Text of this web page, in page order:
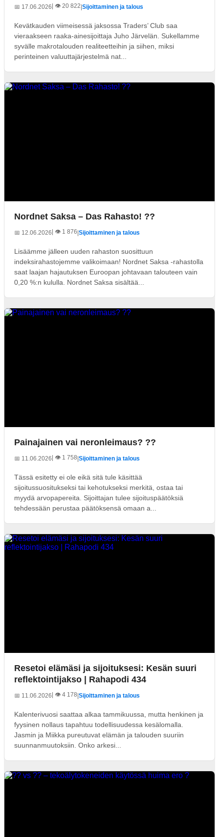
📅 17.06.2026 | 👁️ 20 822|Sijoittaminen ja talous
Kevätkauden viimeisessä jaksossa Traders’ Club saa
vieraakseen raaka-ainesijoittaja Juho Järvelän. Sukellamme
syvälle makrotalouden realiteetteihin ja siihen, miksi
perinteinen valuuttajärjestelmä nat...
Nordnet Saksa – Das Rahasto! ??
📅 12.06.2026 | 👁️ 1 876|Sijoittaminen ja talous
Lisäämme jälleen uuden rahaston suosittuun
indeksirahastojemme valikoimaan! Nordnet Saksa -rahastolla
saat laajan hajautuksen Euroopan johtavaan talouteen vain
0,20 %:n kululla. Nordnet Saksa sisältää...
Painajainen vai neronleimaus? ??
📅 11.06.2026 | 👁️ 1 758|Sijoittaminen ja talous
Tässä esitetty ei ole eikä sitä tule käsittää
sijoitussuositukseksi tai kehotukseksi merkitä, ostaa tai
myydä arvopapereita. Sijoittajan tulee sijoituspäätöksiä
tehdessään perustaa päätöksensä omaan a...
Resetoi elämäsi ja sijoituksesi: Kesän suuri
reflektointijakso | Rahapodi 434
📅 11.06.2026 | 👁️ 4 178|Sijoittaminen ja talous
Kalenterivuosi saattaa alkaa tammikuussa, mutta henkinen ja
fyysinen nollaus tapahtuu todellisuudessa kesälomalla.
Jasmin ja Miikka pureutuvat elämän ja talouden suuriin
suunnanmuutoksiin. Onko arkesi...